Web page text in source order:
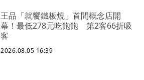
王品「就饗鐵板燒」首間概念店開
幕！最低278元吃飽飽 第2客66折吸
客
2026.08.05 16:39